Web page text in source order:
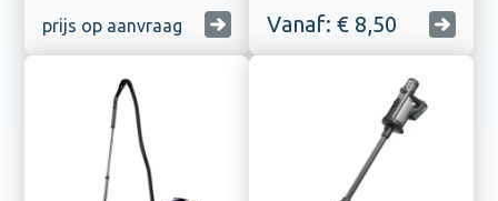
prijs op aanvraag Vanaf: € 8,50